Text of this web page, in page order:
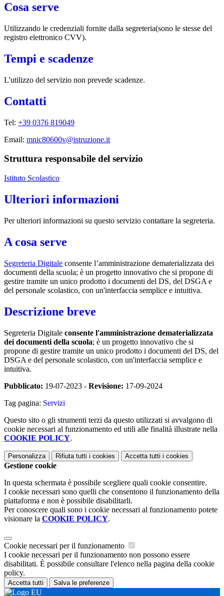
Cosa serve
Utilizzando le credenziali fornite dalla segreteria(sono le stesse del
registro elettronico CVV).
Tempi e scadenze
L'utilizzo del servizio non prevede scadenze.
Contatti
Tel: +39 0376 819049
Email: mnic80600v@istruzione.it
Struttura responsabile del servizio
Istituto Scolastico
Ulteriori informazioni
Per ulteriori informazioni su questo servizio contattare la segreteria.
A cosa serve
Segreteria Digitale consente l’amministrazione dematerializzata dei
documenti della scuola; è un progetto innovativo che si propone di
gestire tramite un unico prodotto i documenti del DS, del DSGA e
del personale scolastico, con un'interfaccia semplice e intuitiva.
Descrizione breve
Segreteria Digitale consente l'amministrazione dematerializzata
dei documenti della scuola; è un progetto innovativo che si
propone di gestire tramite un unico prodotto i documenti del DS, del
DSGA e del personale scolastico, con un'interfaccia semplice e
intuitiva.
Pubblicato: 19-07-2023 - Revisione: 17-09-2024
Tag pagina: Servizi
Questo sito o gli strumenti terzi da questo utilizzati si avvalgono di
cookie necessari al funzionamento ed utili alle finalità illustrate nella
COOKIE POLICY.
Personalizza Rifiuta tutti i cookies Accetta tutti i cookies
Gestione cookie
In questa schermata è possibile scegliere quali cookie consentire.
I cookie necessari sono quelli che consentono il funzionamento della
piattaforma e non è possibile disabilitarli.
Per conoscere quali sono i cookie necessari al funzionamento potete
visionare la COOKIE POLICY.
Cookie necessari per il funzionamento
I cookie necessari per il funzionamento non possono essere
disabilitati. È possibile consultare l'elenco nella pagina della cookie
policy.
Accetta tutti Salva le preferenze